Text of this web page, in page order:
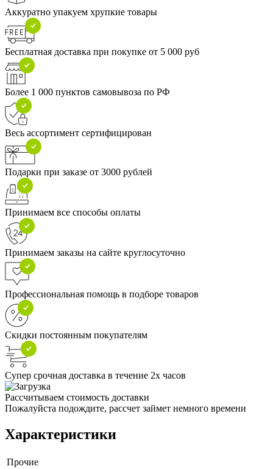
Аккуратно упакуем хрупкие товары
Бесплатная доставка при покупке от 5 000 руб
Более 1 000 пунктов самовывоза по РФ
Весь ассортимент сертифицирован
Подарки при заказе от 3000 рублей
Принимаем все способы оплаты
Принимаем заказы на сайте круглосуточно
Профессиональная помощь в подборе товаров
Скидки постоянным покупателям
Супер срочная доставка в течение 2х часов
Рассчитываем стоимость доставки
Пожалуйста подождите, рассчет займет немного времени
Характеристики
Прочие